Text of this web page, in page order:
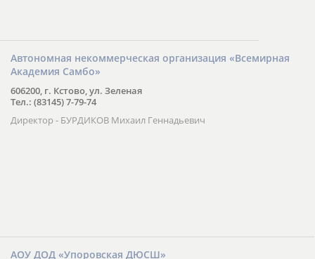
Автономная некоммерческая организация «Всемирная
Академия Самбо»
606200, г. Кстово, ул. Зеленая
Тел.: (83145) 7-79-74
Директор - БУРДИКОВ Михаил Геннадьевич
АОУ ДОД «Упоровская ДЮСШ»